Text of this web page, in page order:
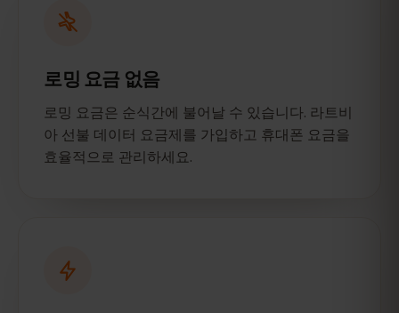
로밍 요금 없음
로밍 요금은 순식간에 불어날 수 있습니다. 라트비
아 선불 데이터 요금제를 가입하고 휴대폰 요금을
효율적으로 관리하세요.